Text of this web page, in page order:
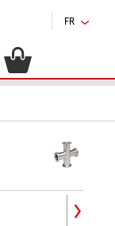
FR